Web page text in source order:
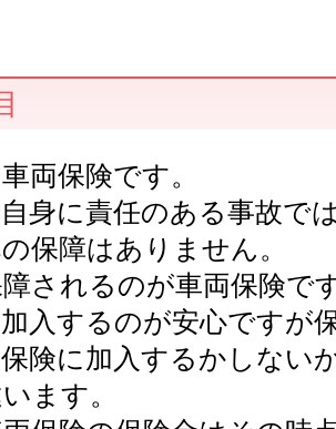
両保険です。
身に責任のある事故で
保障はありません。
されるのが車両保険で
入するのが安心ですが
険に加入するかしない
ます。